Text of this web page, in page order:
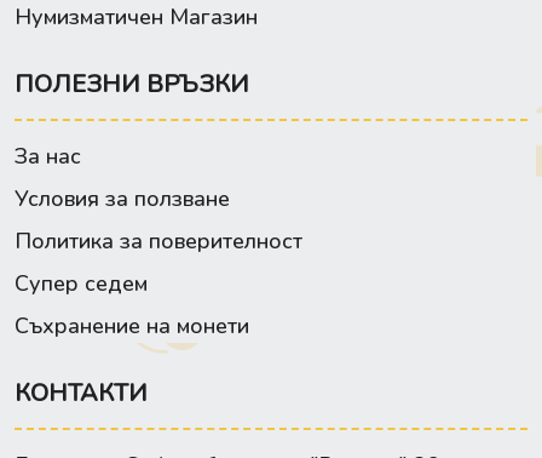
Нумизматичен Магазин
ПОЛЕЗНИ ВРЪЗКИ
За нас
Условия за ползване
Политика за поверителност
Супер седем
Съхранение на монети
КОНТАКТИ